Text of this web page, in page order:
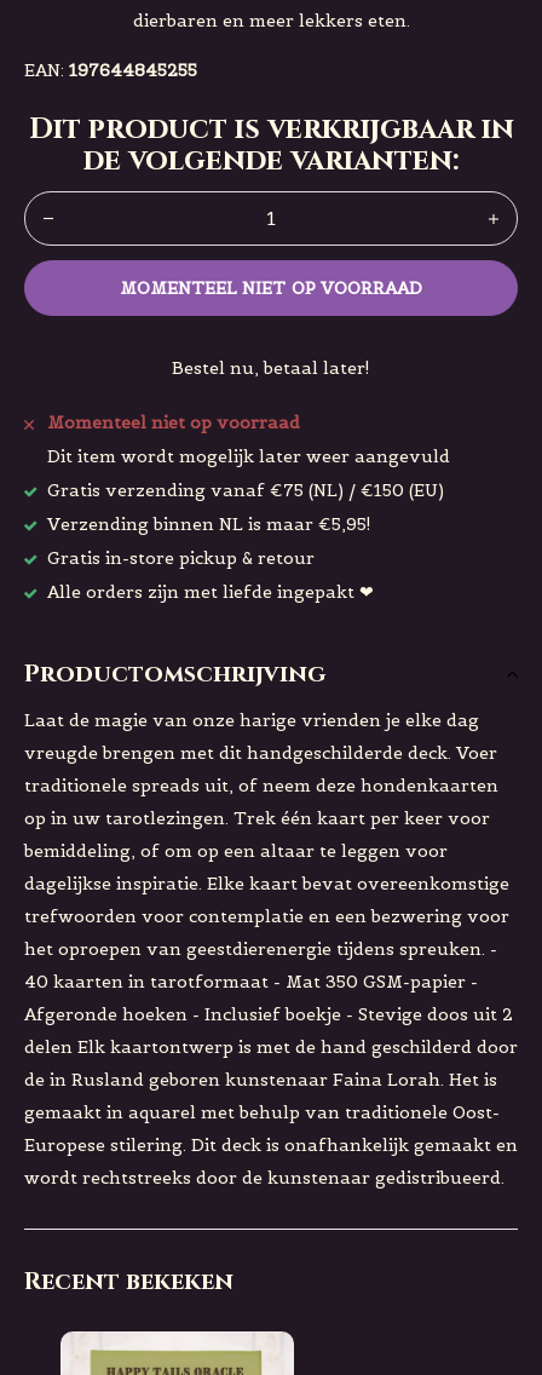
dierbaren en meer lekkers eten.
EAN: 197644845255
Dit product is verkrijgbaar in
de volgende varianten:
MOMENTEEL NIET OP VOORRAAD
Bestel nu, betaal later!
Momenteel niet op voorraad
Dit item wordt mogelijk later weer aangevuld
Gratis verzending vanaf €75 (NL) / €150 (EU)
Verzending binnen NL is maar €5,95!
Gratis in-store pickup & retour
Alle orders zijn met liefde ingepakt ❤
Productomschrijving
Laat de magie van onze harige vrienden je elke dag
vreugde brengen met dit handgeschilderde deck. Voer
traditionele spreads uit, of neem deze hondenkaarten
op in uw tarotlezingen. Trek één kaart per keer voor
bemiddeling, of om op een altaar te leggen voor
dagelijkse inspiratie. Elke kaart bevat overeenkomstige
trefwoorden voor contemplatie en een bezwering voor
het oproepen van geestdierenergie tijdens spreuken. -
40 kaarten in tarotformaat - Mat 350 GSM-papier -
Afgeronde hoeken - Inclusief boekje - Stevige doos uit 2
delen Elk kaartontwerp is met de hand geschilderd door
de in Rusland geboren kunstenaar Faina Lorah. Het is
gemaakt in aquarel met behulp van traditionele Oost-
Europese stilering. Dit deck is onafhankelijk gemaakt en
wordt rechtstreeks door de kunstenaar gedistribueerd.
Recent bekeken